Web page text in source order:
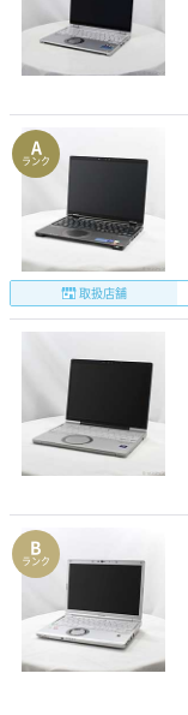
A
ランク
取扱店舗
B
ランク